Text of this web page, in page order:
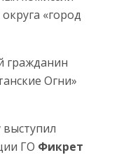
«город
гражданин
Огни»
ГО Фикрет